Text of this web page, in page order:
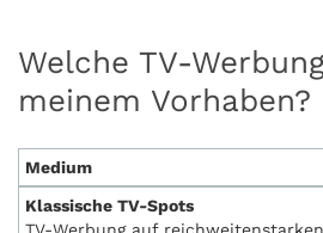
Welche TV-
meinem Vorhaben?
Medium
Klassische TV-Spots